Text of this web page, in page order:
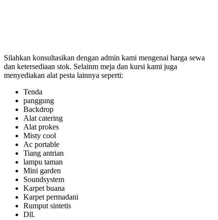
Silahkan konsultasikan dengan admin kami mengenai harga sewa
dan ketersediaan stok. Selainm meja dan kursi kami juga
menyediakan alat pesta lainnya seperti:
Tenda
panggung
Backdrop
Alat catering
Alat prokes
Misty cool
Ac portable
Tiang antrian
lampu taman
Mini garden
Soundsystem
Karpet buana
Karpet permadani
Rumput sintetis
Dll.